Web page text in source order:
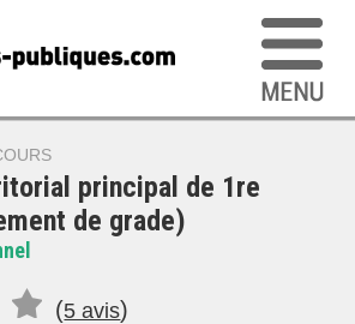
principal de 1re
de grade)
(5 avis)